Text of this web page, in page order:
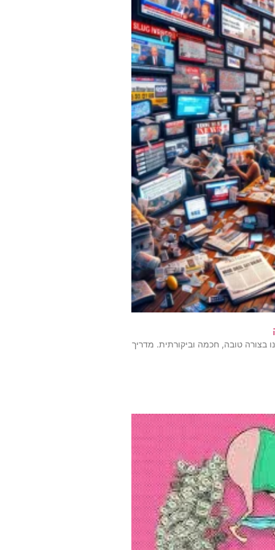
בצורה טובה, חכמה וביקורתית. מדריך